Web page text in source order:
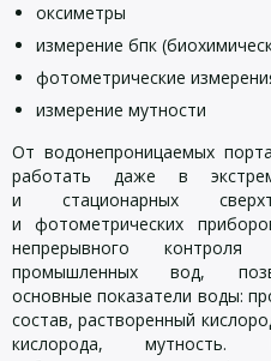
оксиметры
измерение бпк
фотометрические
измерение мутности
От водонепроницаемых
работать даже в
и стационарных
и фотометрических
непрерывного
промышленных вод,
основные показатели воды:
состав, растворенный
кислорода, мутность.